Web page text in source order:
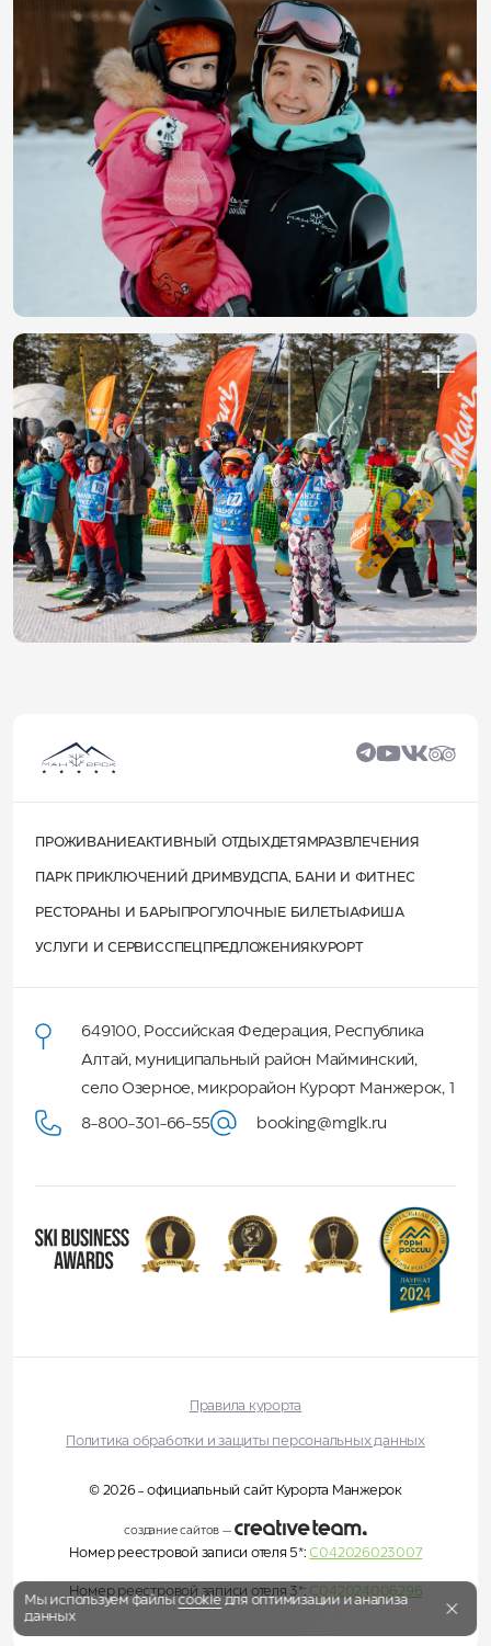
ПРОЖИВАНИЕАКТИВНЫЙ ОТДЫХДЕТЯМ РАЗВЛЕЧЕНИЯ
ПАРК ПРИКЛЮЧЕНИЙ ДРИМВУД СПА, БАНИ И ФИТНЕС
РЕСТОРАНЫ И БАРЫ ПРОГУЛОЧНЫЕ БИЛЕТЫАФИША
УСЛУГИ И СЕРВИССПЕЦПРЕДЛОЖЕНИЯ КУРОРТ
649100, Российская Федерация, Республика
Алтай, муниципальный район Майминский,
село Озерное, микрорайон Курорт Манжерок, 1
8-800-301-66-55 booking@mglk.ru
Правила курорта
Политика обработки и защиты персональных данных
© 2026 - официальный сайт Курорта Манжерок
создание сайтов—
Номер реестровой записи отеля 5*:С042026023007
Номер реестровой записи отеля 3*: С042024006296
Мы используем файлыcookie для оптимизации и анализа
данных